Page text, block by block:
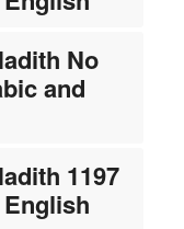
No
and
1197